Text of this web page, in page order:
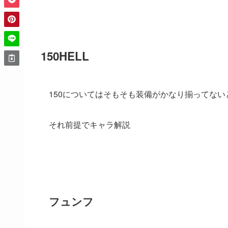
150HELL
150についてはそもそも装備がかなり揃ってない
それ前提でキャラ解説
フュンフ